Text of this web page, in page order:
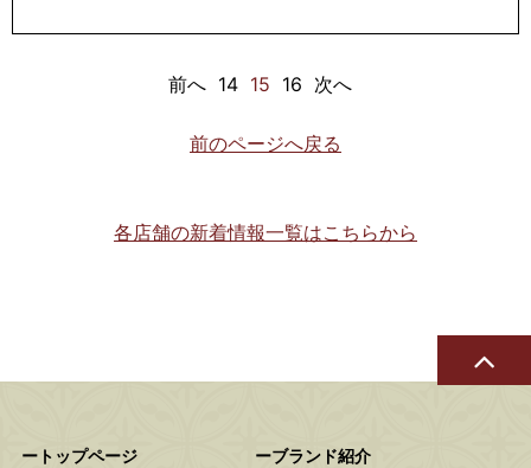
前へ 14 15 16 次へ
前のページへ戻る
各店舗の新着情報一覧はこちらから
トップページ
ブランド紹介